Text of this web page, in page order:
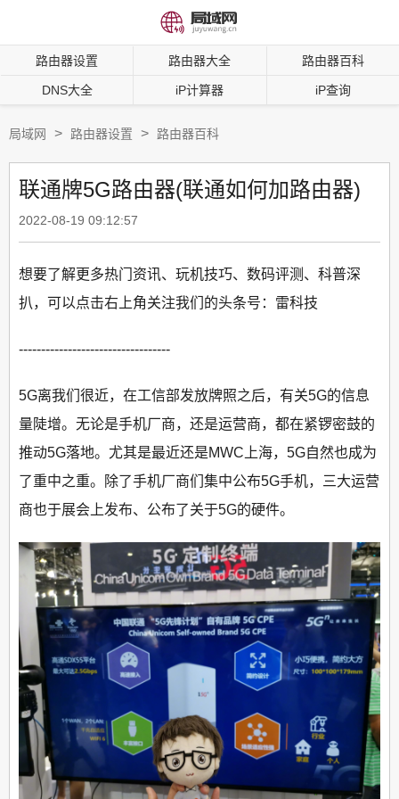
路由器设置 路由器大全 路由器百科
DNS大全 iP计算器 iP查询
局域网 > 路由器设置 > 路由器百科
联通牌5G路由器(联通如何加路由器)
2022-08-19 09:12:57
想要了解更多热门资讯、玩机技巧、数码评测、科普深
扒，可以点击右上角关注我们的头条号：雷科技
----------------------------------
5G离我们很近，在工信部发放牌照之后，有关5G的信息
量陡增。无论是手机厂商，还是运营商，都在紧锣密鼓的
推动5G落地。尤其是最近还是MWC上海，5G自然也成为
了重中之重。除了手机厂商们集中公布5G手机，三大运营
商也于展会上发布、公布了关于5G的硬件。